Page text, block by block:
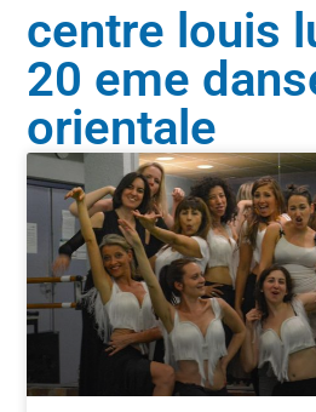
centre louis
20 eme
orientale